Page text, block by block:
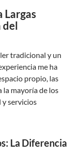
Largas
del
tradicional y un
me ha
propio, las
la mayoría de los
y servicios
La Diferencia